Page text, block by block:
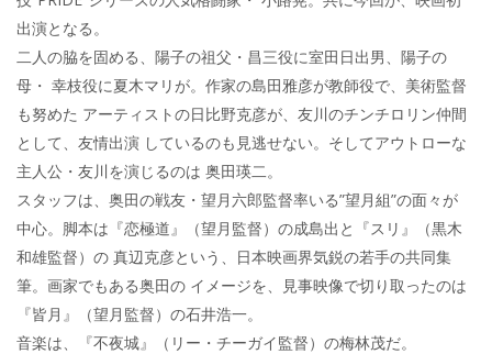
出演となる。
二人の脇を固める、陽子の祖父・昌三役に室田日出男、陽子の
母・ 幸枝役に夏木マリが。作家の島田雅彦が教師役で、美術監督
も努めた アーティストの日比野克彦が、友川のチンチロリン仲間
として、友情出演 しているのも見逃せない。そしてアウトローな
主人公・友川を演じるのは 奥田瑛二。
スタッフは、奥田の戦友・望月六郎監督率いる”望月組”の面々が
中心。脚本は『恋極道』（望月監督）の成島出と『スリ』（黒木
和雄監督）の 真辺克彦という、日本映画界気鋭の若手の共同集
筆。画家でもある奥田の イメージを、見事映像で切り取ったのは
『皆月』（望月監督）の石井浩一。
音楽は、『不夜城』（リー・チーガイ監督）の梅林茂だ。